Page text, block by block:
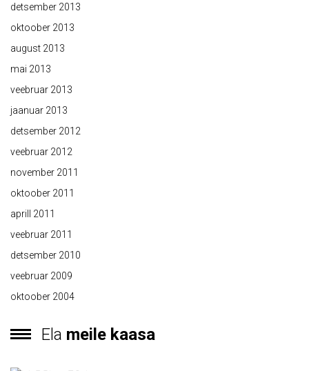
detsember 2013
oktoober 2013
august 2013
mai 2013
veebruar 2013
jaanuar 2013
detsember 2012
veebruar 2012
november 2011
oktoober 2011
aprill 2011
veebruar 2011
detsember 2010
veebruar 2009
oktoober 2004
Ela meile kaasa